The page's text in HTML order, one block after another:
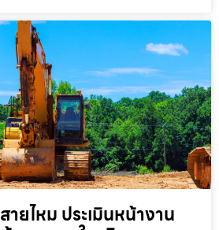
ยไหม ประเมินหน้างาน